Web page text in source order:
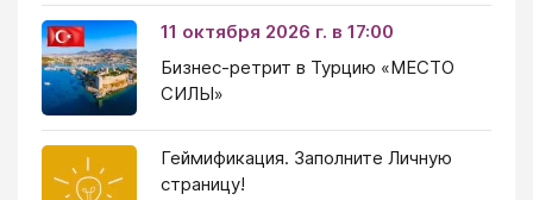
11 октября 2026 г. в 17:00
Бизнес-ретрит в Турцию «МЕСТО
СИЛЫ»
Геймификация. Заполните Личную
страницу!